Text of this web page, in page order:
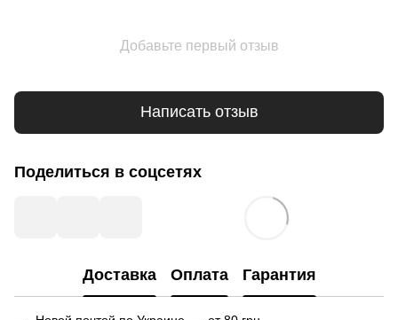
Добавьте первый отзыв
Написать отзыв
Поделиться в соцсетях
Доставка Оплата Гарантия